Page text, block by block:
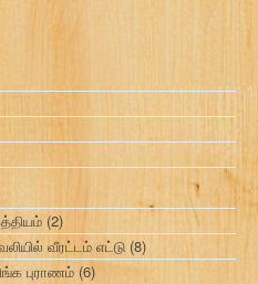
(2)
வீரட்டம் எட்டு (8)
புராணம் (6)